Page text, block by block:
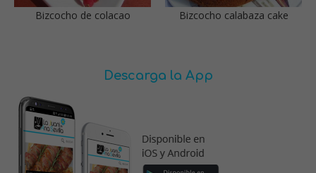
Bizcocho de colacao Bizcocho calabaza cake
Descarga la App